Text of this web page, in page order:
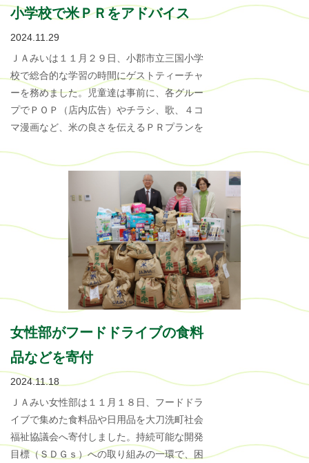
小学校で米ＰＲをアドバイス
2024.11.29
ＪＡみいは１１月２９日、小郡市立三国小学
校で総合的な学習の時間にゲストティーチャ
ーを務めました。児童達は事前に、各グルー
プでＰＯＰ（店内広告）やチラシ、歌、４コ
マ漫画など、米の良さを伝えるＰＲプランを
女性部がフードドライブの食料
品などを寄付
2024.11.18
ＪＡみい女性部は１１月１８日、フードドラ
イブで集めた食料品や日用品を大刀洗町社会
福祉協議会へ寄付しました。持続可能な開発
目標（ＳＤＧｓ）への取り組みの一環で、困